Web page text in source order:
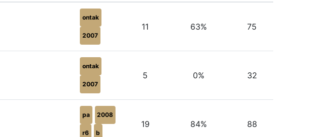
ontak
2007
11 63% 75
ontak
2007
5 0% 32
pa 2008
r6 b
19 84% 88